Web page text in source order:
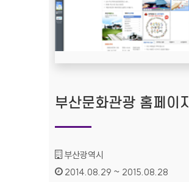
부산문화관광 홈페이지
기관명 :
부산광역시
인증기간 :
2014.08.29 ~ 2015.08.28